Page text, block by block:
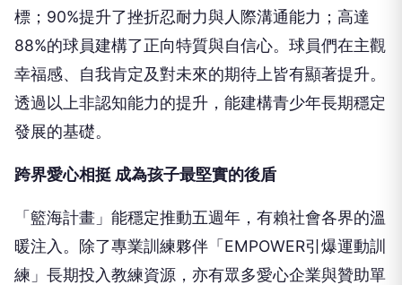
88%的球員建構了正向特質與自信心。球員們在主觀
幸福感、自我肯定及對未來的期待上皆有顯著提升。
透過以上非認知能力的提升，能建構青少年長期穩定
發展的基礎。
跨界愛心相挺 成為孩子最堅實的後盾
「籃海計畫」能穩定推動五 週 年，有賴社會各界的溫
暖注入。除了專業訓練夥伴「EMPOWER引爆運動訓
練」長期投入教練資源，亦有眾多愛心企業與贊助單
位相挺，包括研華文教基金會、新北市南山高級中